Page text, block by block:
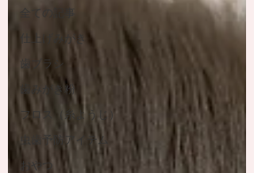
全ての記事
仕上げみがき
歯ブラシ
歯みがき粉
フロス（糸ようじ）
虫歯予防アイテム
おやつ